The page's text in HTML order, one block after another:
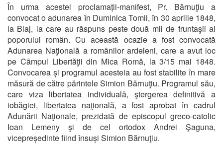
În urma acestei proclamații-manifest, Pr. Bărnuţiu a
convocat o adunarea în Duminica Tomii, în 30 aprilie 1848,
la Blaj, la care au răspuns peste două mii de fruntaşii ai
poporului român. Cu această ocazie a fost convocată
Adunarea Naţională a românilor ardeleni, care a avut loc
pe Câmpul Libertăţii din Mica Romă, la 3/15 mai 1848.
Convocarea și programul acesteia au fost stabilite în mare
măsură de către părintele Simion Bărnuţiu. Programul său,
care viza libertatea individuală, ştergerea definitivă a
iobăgiei, libertatea naţională, a fost aprobat în cadrul
Adunării Naţionale, prezidată de episcopul greco-catolic
Ioan Lemeny şi de cel ortodox Andrei Şaguna,
vicepreședinte fiind însuși Simion Bărnuţiu.